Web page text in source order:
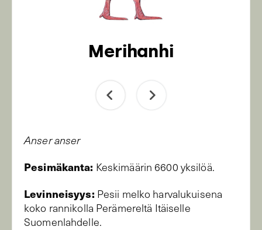
Merihanhi
Anser anser
Pesimäkanta: Keskimäärin 6600 yksilöä.
Levinneisyys: Pesii melko harvalukuisena
koko rannikolla Perämereltä Itäiselle
Suomenlahdelle.